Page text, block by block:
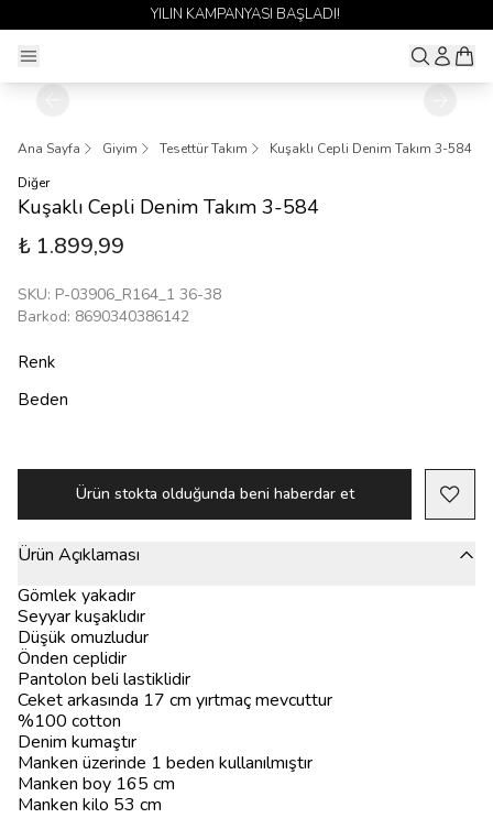
YILIN KAMPANYASI BAŞLADI!
Ana Sayfa Giyim Tesettür Takım
Kuşaklı Cepli Denim Takım 3-584
Diğer
Kuşaklı Cepli Denim Takım 3-584
₺ 1.899,99
SKU: P-03906_R164_1 36-38
Barkod: 8690340386142
Renk
Beden
Ürün stokta olduğunda beni haberdar et
Ürün Açıklaması
Gömlek yakadır
Seyyar kuşaklıdır
Düşük omuzludur
Önden ceplidir
Pantolon beli lastiklidir
Ceket arkasında 17 cm yırtmaç mevcuttur
%100 cotton
Denim kumaştır
Manken üzerinde 1 beden kullanılmıştır
Manken boy 165 cm
Manken kilo 53 cm